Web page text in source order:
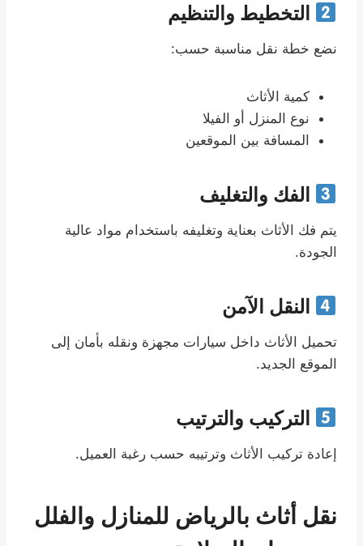
التخطيط والتنظيم
نضع خطة نقل مناسبة حسب:
كمية الأثاث
نوع المنزل أو الفيلا
المسافة بين الموقعين
الفك والتغليف
يتم فك الأثاث بعناية وتغليفه باستخدام مواد عالية
الجودة.
النقل الآمن
تحميل الأثاث داخل سيارات مجهزة ونقله بأمان إلى
الموقع الجديد.
التركيب والترتيب
إعادة تركيب الأثاث وترتيبه حسب رغبة العميل.
نقل أثاث بالرياض للمنازل والفلل